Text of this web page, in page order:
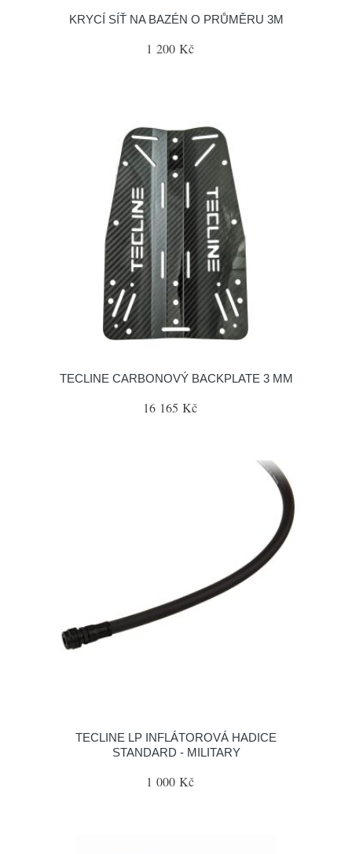
KRYCÍ SÍŤ NA BAZÉN O PRŮMĚRU 3M
1 200 Kč
TECLINE CARBONOVÝ BACKPLATE 3 MM
16 165 Kč
TECLINE LP INFLÁTOROVÁ HADICE
STANDARD - MILITARY
1 000 Kč